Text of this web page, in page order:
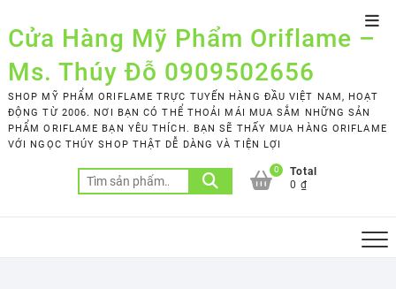
to
content
Cửa Hàng Mỹ Phẩm Oriflame –
Ms. Thúy Đỗ 0909502656
SHOP MỸ PHẨM ORIFLAME TRỰC TUYẾN HÀNG ĐẦU VIỆT NAM, HOẠT
ĐỘNG TỪ 2006. NƠI BẠN CÓ THỂ THOẢI MÁI MUA SẮM NHỮNG SẢN
PHẨM ORIFLAME BẠN YÊU THÍCH. BẠN SẼ THẤY MUA HÀNG ORIFLAME
VỚI NGỌC THÚY SHOP THẬT DỄ DÀNG VÀ TIỆN LỢI
Tìm
kiếm:
0
Total
0 ₫